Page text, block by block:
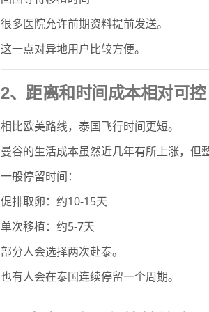
很多医院允许前期资料提前发送。
这一点对异地用户比较方便。
2、距离和时间成本相对可控
相比欧美路线，泰国飞行时间更短。
曼谷的生活成本虽然近几年有所上涨，但
一般停留时间：
促排取卵：约10-15天
单次移植：约5-7天
部分人会选择两次赴泰。
也有人会在泰国连续停留一个周期。